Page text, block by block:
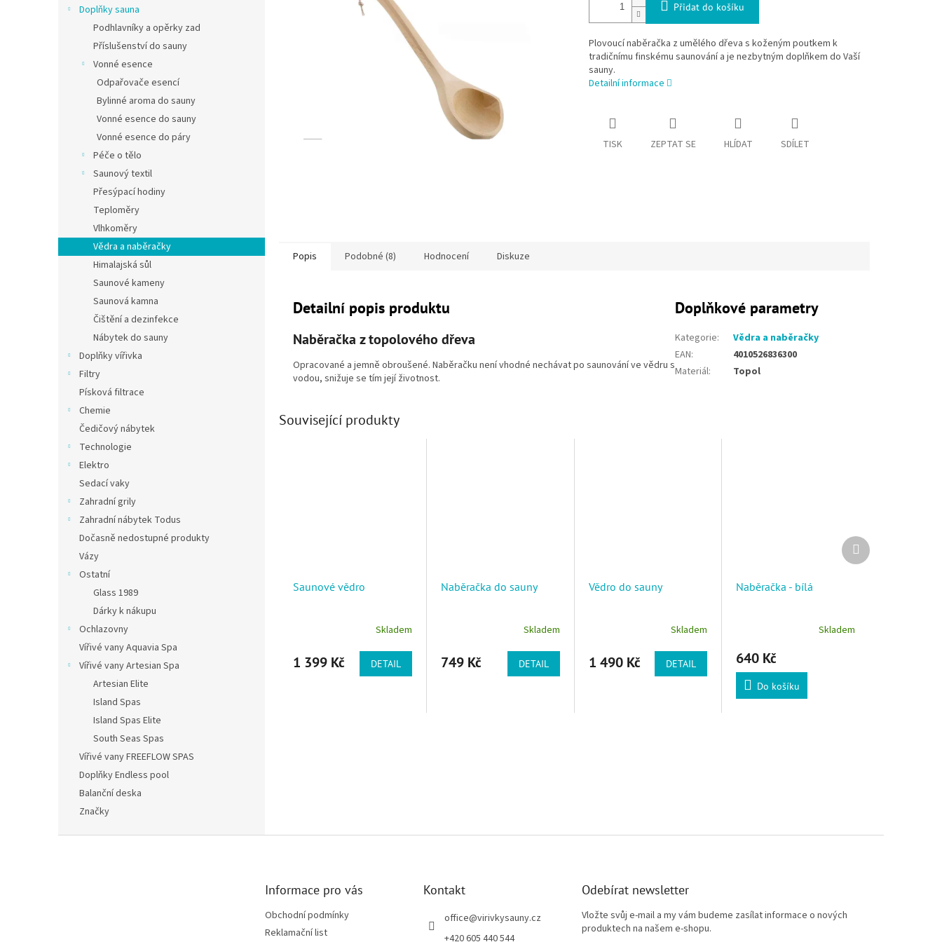
Doplňky sauna
Podhlavníky a opěrky zad
Příslušenství do sauny
Vonné esence
Odpařovače esencí
Bylinné aroma do sauny
Vonné esence do sauny
Vonné esence do páry
Péče o tělo
Saunový textil
Přesýpací hodiny
Teploměry
Vlhkoměry
Vědra a naběračky
Himalajská sůl
Saunové kameny
Saunová kamna
Čištění a dezinfekce
Nábytek do sauny
Doplňky vířivka
Filtry
Písková filtrace
Chemie
Čedičový nábytek
Technologie
Elektro
Sedací vaky
Zahradní grily
Zahradní nábytek Todus
Dočasně nedostupné produkty
Vázy
Ostatní
Glass 1989
Dárky k nákupu
Ochlazovny
Vířivé vany Aquavia Spa
Vířivé vany Artesian Spa
Artesian Elite
Island Spas
Island Spas Elite
South Seas Spas
Vířivé vany FREEFLOW SPAS
Doplňky Endless pool
Balanční deska
Značky
Přidat do košíku
Plovoucí naběračka z umělého dřeva s koženým poutkem k
tradičnímu finskému saunování a je nezbytným doplňkem do Vaší
sauny.
Detailní informace
TISK ZEPTAT SE HLÍDAT SDÍLET
Popis Podobné (8) Hodnocení Diskuze
Detailní popis produktu
Naběračka z topolového dřeva
Opracované a jemně obroušené. Naběračku není vhodné nechávat po saunování ve vědru s
vodou, snižuje se tím její životnost.
Doplňkové parametry
Kategorie:
Vědra a naběračky
EAN:
4010526836300
Materiál: Topol
Související produkty
Saunové vědro
Skladem
1 399 Kč DETAIL
Naběračka do sauny
Skladem
749 Kč DETAIL
Vědro do sauny
Skladem
1 490 Kč DETAIL
Naběračka - bílá
Skladem
640 Kč
Do košíku
Další produkt
Informace pro vás
Obchodní podmínky
Reklamační list
Kontakt
office@virivkysauny.cz
+420 605 440 544
Odebírat newsletter
Vložte svůj e-mail a my vám budeme zasílat informace o nových
produktech na našem e-shopu.